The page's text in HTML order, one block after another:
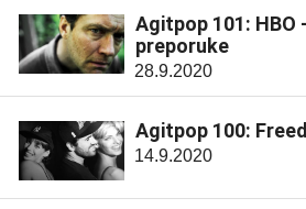
Agitpop 101: HBO
preporuke
28.9.2020
Agitpop 100:
14.9.2020